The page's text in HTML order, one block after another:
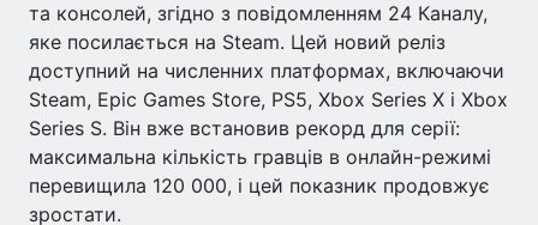
та консолей, згідно з повідомленням 24 Каналу,
яке посилається на Steam. Цей новий реліз
доступний на численних платформах, включаючи
Steam, Epic Games Store, PS5, Xbox Series X і Xbox
Series S. Він вже встановив рекорд для серії:
максимальна кількість гравців в онлайн-режимі
перевищила 120 000, і цей показник продовжує
зростати.